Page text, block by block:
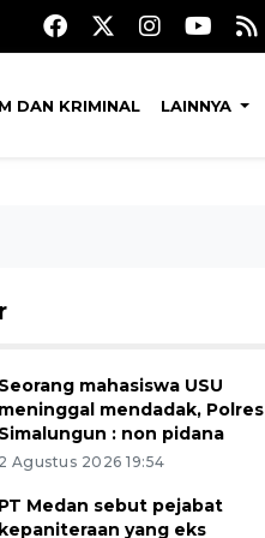
DAN KRIMINAL LAINNYA
Seorang mahasiswa USU
meninggal mendadak, Polres
Simalungun : non pidana
2 Agustus 2026 19:54
PT Medan sebut pejabat
kepaniteraan yang eks